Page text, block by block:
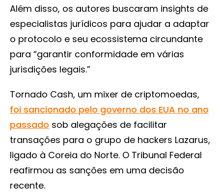
Além disso, os autores buscaram insights de
especialistas jurídicos para ajudar a adaptar
o protocolo e seu ecossistema circundante
para “garantir conformidade em várias
jurisdições legais.”
Tornado Cash, um mixer de criptomoedas,
foi sancionado pelo governo dos EUA no ano
passado sob alegações de facilitar
transações para o grupo de hackers Lazarus,
ligado à Coreia do Norte. O Tribunal Federal
reafirmou as sanções em uma decisão
recente.